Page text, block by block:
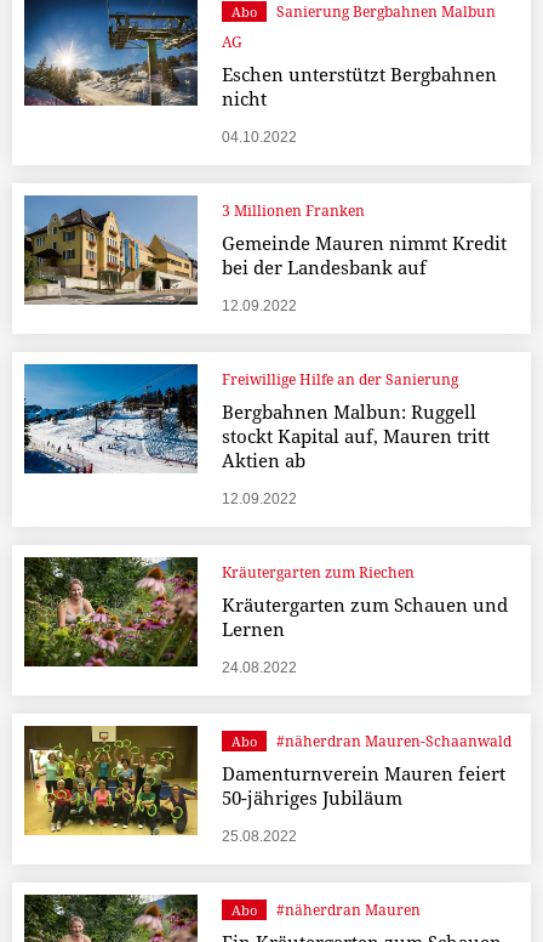
Abo
Sanierung Bergbahnen Malbun
AG
Eschen unterstützt Bergbahnen
nicht
04.10.2022
3 Millionen Franken
Gemeinde Mauren nimmt Kredit
bei der Landesbank auf
12.09.2022
Freiwillige Hilfe an der Sanierung
Bergbahnen Malbun: Ruggell
stockt Kapital auf, Mauren tritt
Aktien ab
12.09.2022
Kräutergarten zum Riechen
Kräutergarten zum Schauen und
Lernen
24.08.2022
Abo #näherdran Mauren-Schaanwald
Damenturnverein Mauren feiert
50-jähriges Jubiläum
25.08.2022
Abo #näherdran Mauren